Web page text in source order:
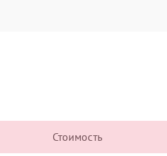
Стоимость